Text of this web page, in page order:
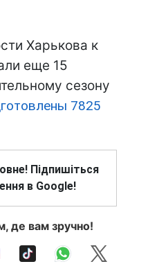
Харькова к
еще 15
сезону
7825
Підпишіться
в Google!
де вам зручно!